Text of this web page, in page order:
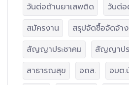
วันต่อต้านยาเสพติด
วันต่อ
สมัครงาน
สรุปจัดซื้อจัดจ้าง
สัญญาประชาคม
สัญญาปร
สาธารณสุข
อถล. อบต.